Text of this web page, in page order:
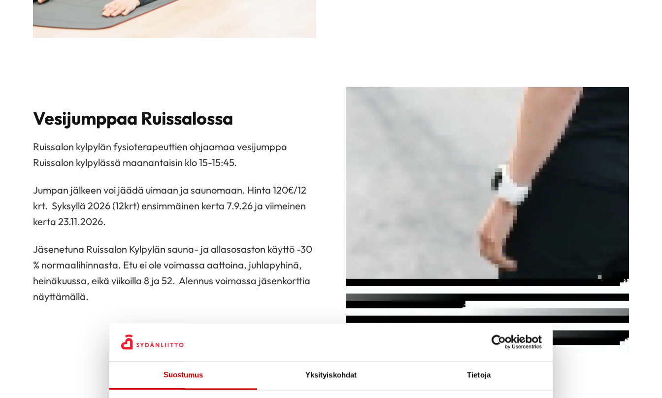
Suostumus Yksityiskohdat Tietoja
Vesijumppaa Ruissalossa
Ruissalon kylpylän fysioterapeuttien ohjaamaa vesijumppa
Ruissalon kylpylässä maanantaisin klo 15-15:45.
Jumpan jälkeen voi jäädä uimaan ja saunomaan. Hinta 120€/12
krt. Syksyllä 2026 (12krt) ensimmäinen kerta 7.9.26 ja viimeinen
kerta 23.11.2026.
Jäsenetuna Ruissalon Kylpylän sauna- ja allasosaston käyttö -30
% normaalihinnasta. Etu ei ole voimassa aattoina, juhlapyhinä,
heinäkuussa, eikä viikoilla 8 ja 52. Alennus voimassa jäsenkorttia
näyttämällä.